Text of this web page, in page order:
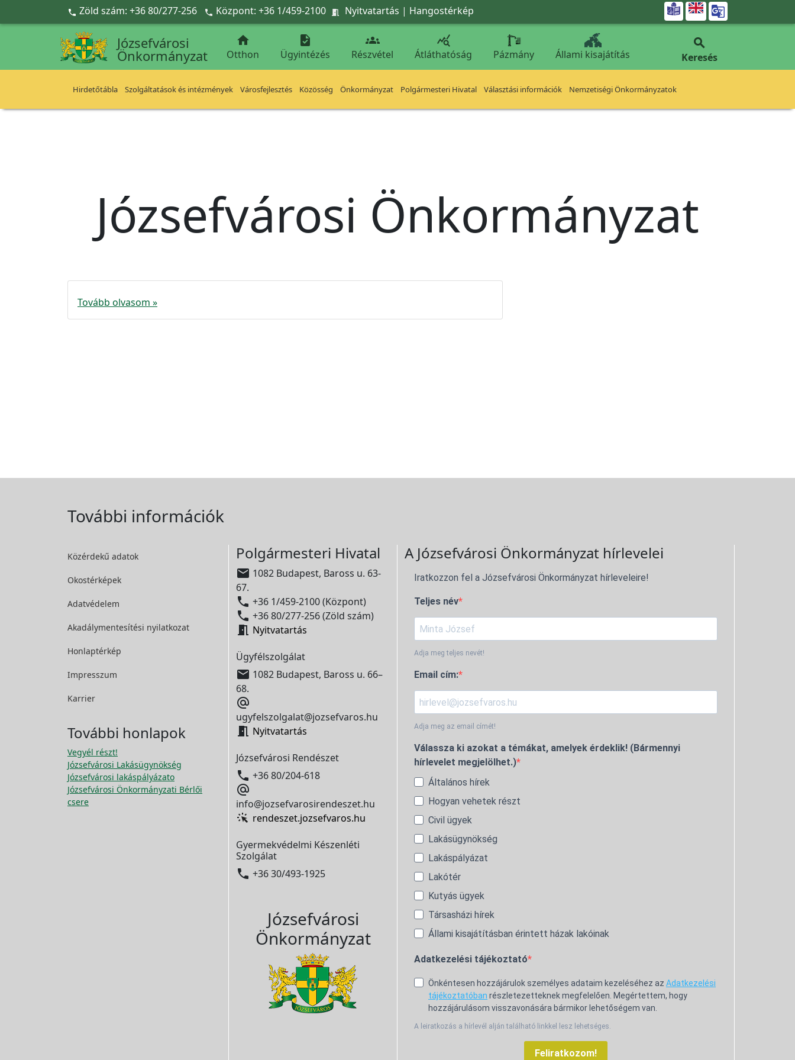
Ugrás a fő tartalomra
 Zöld szám: +36 80/277-256  Központ: +36 1/459-2100  Nyitvatartás | Hangostérkép 
Józsefvárosi
Önkormányzat

Otthon

Ügyintézés

Részvétel

Átláthatóság Pázmány Állami kisajátítás

Keresés
Hirdetőtábla Szolgáltatások és intézmények Városfejlesztés Közösség Önkormányzat Polgármesteri Hivatal Választási információk Nemzetiségi Önkormányzatok
Józsefvárosi Önkormányzat
Tovább olvasom »
További információk
Közérdekű adatok
Okostérképek
Adatvédelem
Akadálymentesítési nyilatkozat
Honlaptérkép
Impresszum
Karrier
További honlapok
Vegyél részt!
Józsefvárosi Lakásügynökség
Józsefvárosi lakáspályázato
Józsefvárosi Önkormányzati Bérlői
csere
Polgármesteri Hivatal
 1082 Budapest, Baross u. 63-
67.
 +36 1/459-2100 (Központ)
 +36 80/277-256 (Zöld szám)
 Nyitvatartás
Ügyfélszolgálat
 1082 Budapest, Baross u. 66–
68.

ugyfelszolgalat@jozsefvaros.hu
 Nyitvatartás
Józsefvárosi Rendészet
 +36 80/204-618

info@jozsefvarosirendeszet.hu
rendeszet.jozsefvaros.hu
Gyermekvédelmi Készenléti
Szolgálat
 +36 30/493-1925
Józsefvárosi
Önkormányzat
A Józsefvárosi Önkormányzat hírlevelei
Iratkozzon fel a Józsefvárosi Önkormányzat hírleveleire!
Teljes név
Adja meg teljes nevét!
Email cím:
Adja meg az email címét!
Válassza ki azokat a témákat, amelyek érdeklik! (Bármennyi
hírlevelet megjelölhet.)
Általános hírek
Hogyan vehetek részt
Civil ügyek
Lakásügynökség
Lakáspályázat
Lakótér
Kutyás ügyek
Társasházi hírek
Állami kisajátításban érintett házak lakóinak
Adatkezelési tájékoztató
Önkéntesen hozzájárulok személyes adataim kezeléséhez az Adatkezelési
tájékoztatóban részletezetteknek megfelelően. Megértettem, hogy
hozzájárulásom visszavonására bármikor lehetőségem van.
A leiratkozás a hírlevél alján található linkkel lesz lehetséges.
Feliratkozom!